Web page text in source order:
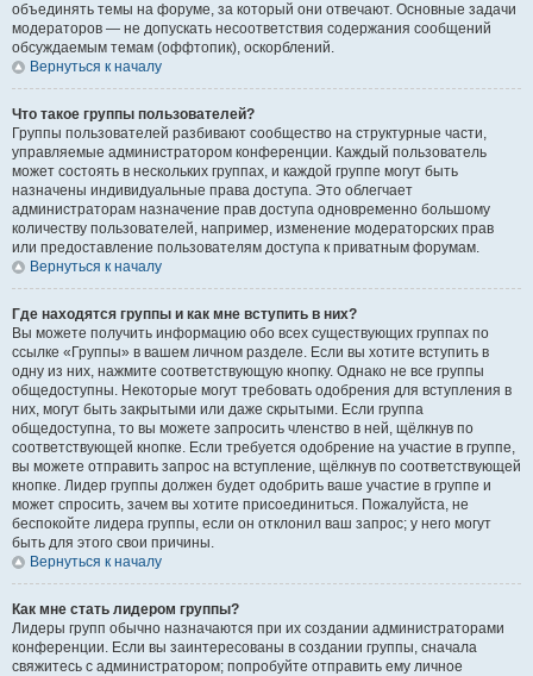
объединять темы на форуме, за который они отвечают. Основные задачи
модераторов — не допускать несоответствия содержания сообщений
обсуждаемым темам (оффтопик), оскорблений.
Вернуться к началу
Что такое группы пользователей?
Группы пользователей разбивают сообщество на структурные части,
управляемые администратором конференции. Каждый пользователь
может состоять в нескольких группах, и каждой группе могут быть
назначены индивидуальные права доступа. Это облегчает
администраторам назначение прав доступа одновременно большому
количеству пользователей, например, изменение модераторских прав
или предоставление пользователям доступа к приватным форумам.
Вернуться к началу
Где находятся группы и как мне вступить в них?
Вы можете получить информацию обо всех существующих группах по
ссылке «Группы» в вашем личном разделе. Если вы хотите вступить в
одну из них, нажмите соответствующую кнопку. Однако не все группы
общедоступны. Некоторые могут требовать одобрения для вступления в
них, могут быть закрытыми или даже скрытыми. Если группа
общедоступна, то вы можете запросить членство в ней, щёлкнув по
соответствующей кнопке. Если требуется одобрение на участие в группе,
вы можете отправить запрос на вступление, щёлкнув по соответствующей
кнопке. Лидер группы должен будет одобрить ваше участие в группе и
может спросить, зачем вы хотите присоединиться. Пожалуйста, не
беспокойте лидера группы, если он отклонил ваш запрос; у него могут
быть для этого свои причины.
Вернуться к началу
Как мне стать лидером группы?
Лидеры групп обычно назначаются при их создании администраторами
конференции. Если вы заинтересованы в создании группы, сначала
свяжитесь с администратором; попробуйте отправить ему личное